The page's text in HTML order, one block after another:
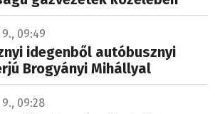
09:49
idegenből autóbusznyi
Brogyányi Mihállyal
09:28